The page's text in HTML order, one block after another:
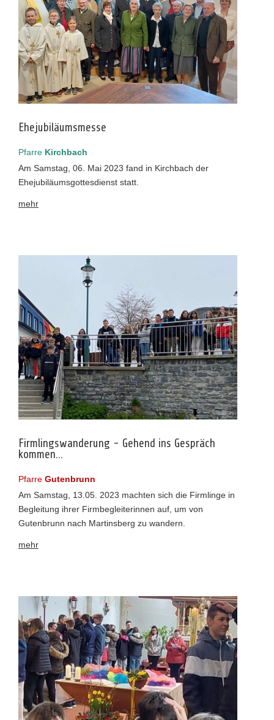
Ehejubiläumsmesse
Pfarre Kirchbach
Am Samstag, 06. Mai 2023 fand in Kirchbach der
Ehejubiläumsgottesdienst statt.
mehr
Firmlingswanderung - Gehend ins Gespräch
kommen...
Pfarre Gutenbrunn
Am Samstag, 13.05. 2023 machten sich die Firmlinge in
Begleitung ihrer Firmbegleiterinnen auf, um von
Gutenbrunn nach Martinsberg zu wandern.
mehr